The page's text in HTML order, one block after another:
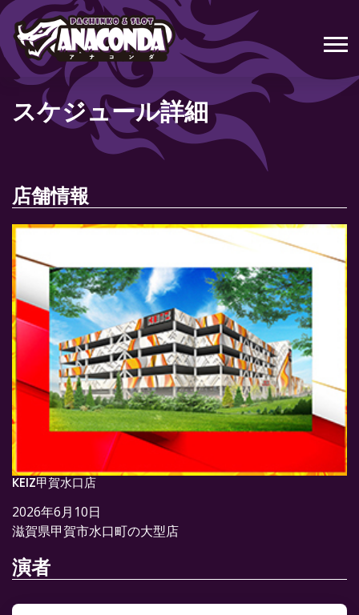
スケジュール詳細
店舗情報
KEIZ甲賀水口店
2026年6月10日
滋賀県甲賀市水口町の大型店
演者